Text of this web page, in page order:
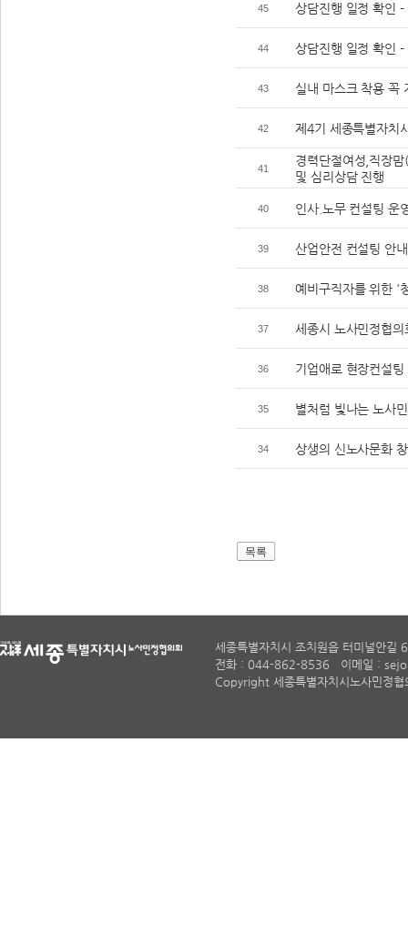
45 상담진행 일정 확인
44 상담진행 일정 확인
43 실내 마스크 착용 꼭
42 제4기 세종특별자치
41
경력단절여성,직장
및 심리상담 진행
40 인사.노무 컨설팅 운
39 산업안전 컨설팅 안내
38 예비구직자를 위한 '
37 세종시 노사민정협
36 기업애로 현장컨설
35 별처럼 빛나는 노사
34 상생의 신노사문화
목록
세종특별자치시 조치원읍 터미널안길
전화 : 044-862-8536 이메일 :
Copyright 세종특별자치시노사민정